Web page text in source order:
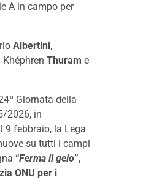
A in campo per
Albertini,
Khéphren Thuram e
Giornata della
2026, in
9 febbraio, la Lega
su tutti i campi
“Ferma il gelo”,
ONU per i